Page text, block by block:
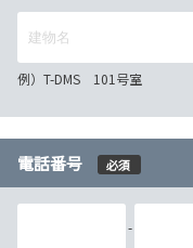
例）T-DMS 101号室
電話番号 必須
-